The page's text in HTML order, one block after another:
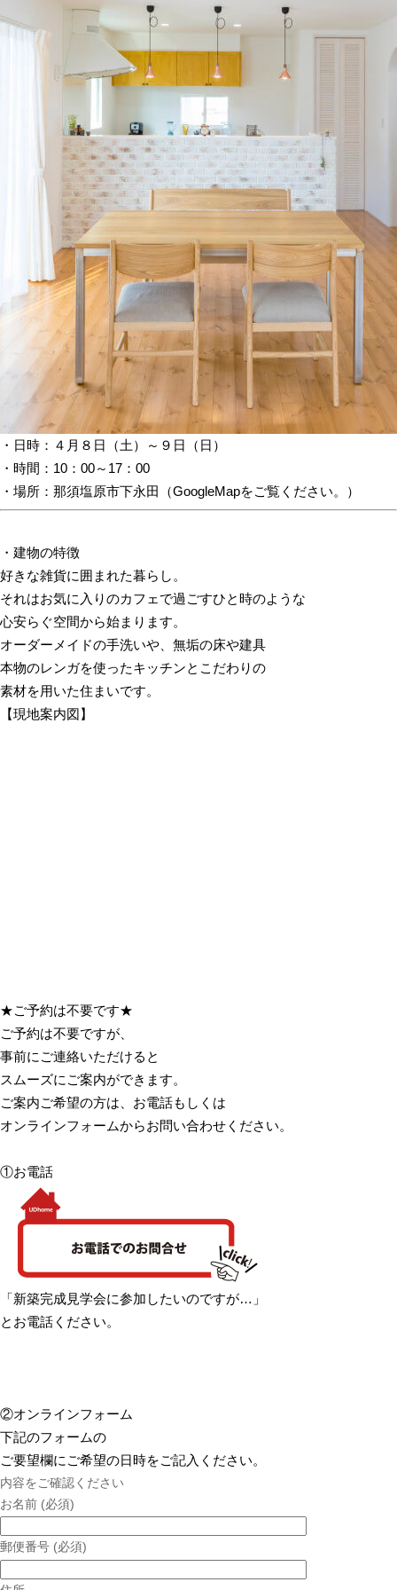
・日時：４月８日（土）～９日（日）
・時間：10：00～17：00
・場所：那須塩原市下永田（GoogleMapをご覧ください。）
・建物の特徴
好きな雑貨に囲まれた暮らし。
それはお気に入りのカフェで過ごすひと時のような
心安らぐ空間から始まります。
オーダーメイドの手洗いや、無垢の床や建具
本物のレンガを使ったキッチンとこだわりの
素材を用いた住まいです。
【現地案内図】
★ご予約は不要です★
ご予約は不要ですが、
事前にご連絡いただけると
スムーズにご案内ができます。
ご案内ご希望の方は、お電話もしくは
オンラインフォームからお問い合わせください。
①お電話
「新築完成見学会に参加したいのですが…」
とお電話ください。
②オンラインフォーム
下記のフォームの
ご要望欄にご希望の日時をご記入ください。
内容をご確認ください
お名前 (必須)
郵便番号 (必須)